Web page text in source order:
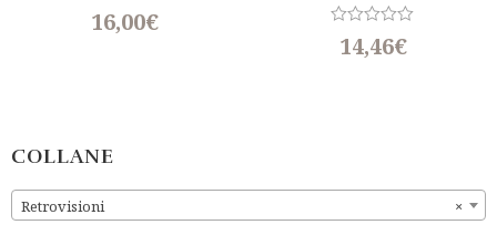
16,00€
o
f
14,46€
f
COLLANE
×
Retrovisioni